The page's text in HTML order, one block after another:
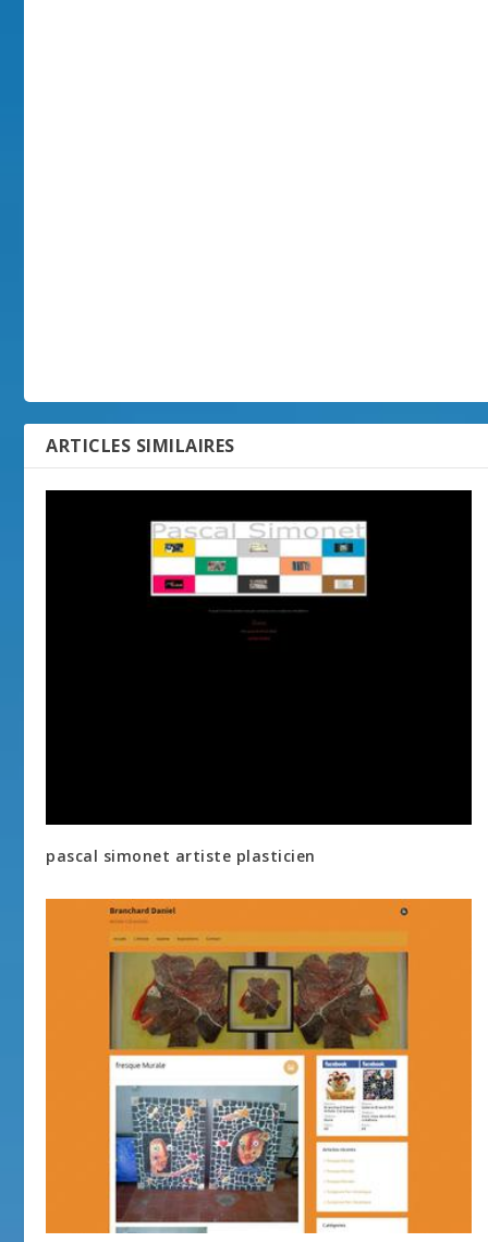
ARTICLES SIMILAIRES
pascal simonet artiste plasticien